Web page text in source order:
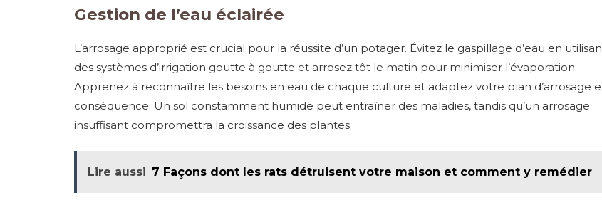
Gestion de l’eau éclairée
L’arrosage approprié est crucial pour la réussite d’un potager. Évitez le gaspillage d’eau en
des systèmes d’irrigation goutte à goutte et arrosez tôt le matin pour minimiser l’évaporation.
Apprenez à reconnaître les besoins en eau de chaque culture et adaptez votre plan d’arrosage
conséquence. Un sol constamment humide peut entraîner des maladies, tandis qu’un arrosage
insuffisant compromettra la croissance des plantes.
Lire aussi 7 Façons dont les rats détruisent votre maison et comment y remédier